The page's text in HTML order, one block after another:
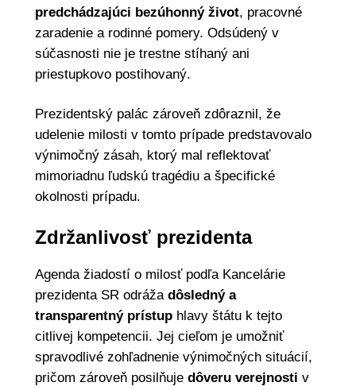
predchádzajúci bezúhonný život, pracovné
zaradenie a rodinné pomery. Odsúdený v
súčasnosti nie je trestne stíhaný ani
priestupkovo postihovaný.
Prezidentský palác zároveň zdôraznil, že
udelenie milosti v tomto prípade predstavovalo
výnimočný zásah, ktorý mal reflektovať
mimoriadnu ľudskú tragédiu a špecifické
okolnosti prípadu.
Zdržanlivosť prezidenta
Agenda žiadostí o milosť podľa Kancelárie
prezidenta SR odráža dôsledný a
transparentný prístuphlavy štátu k tejto
citlivej kompetencii. Jej cieľom je umožniť
spravodlivé zohľadnenie výnimočných situácií,
pričom zároveň posilňuje dôveru verejnosti v